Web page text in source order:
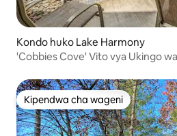
Kondo huko Lake Harmony
'Cobbies Cove' Vito vya Ukingo
Kipendwa cha wageni
Kipendwa cha wageni